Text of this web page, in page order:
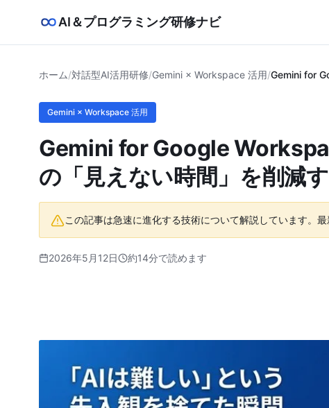
AI＆プログラミング研修ナビ
ホーム/対話型AI活用研修/Gemini × Workspace 活用/Gemini for
Gemini × Workspace 活用
Gemini for Google
の「見えない時間」を削減
この記事は急速に進化する技術について解説しています。
2026年5月12日 約14分で読めます